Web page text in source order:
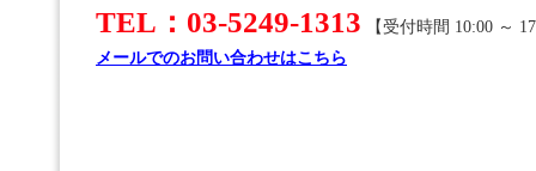
TEL：03-5249-1313 【受付時間 10:00 ～
メールでのお問い合わせはこちら